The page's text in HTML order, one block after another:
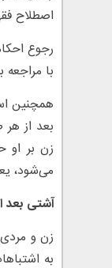
اصطلاح
رجوع
با
همچنین
بعد از
زن بر او
می‌شود،
آشتی بعد
زن و
به